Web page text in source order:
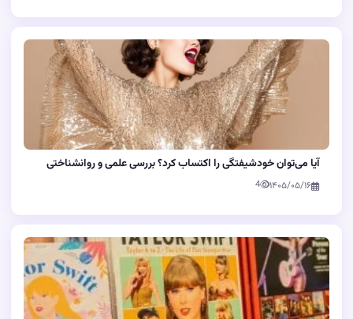
آیا می‌توان خودشیفتگی را اکتساب کرد؟ بررسی علمی و روانشناختی
۱۴۰۵/۰۵/۱۶ 4